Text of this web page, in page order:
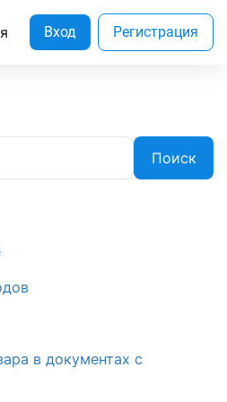
Вход Регистрация
Поиск
в документах с